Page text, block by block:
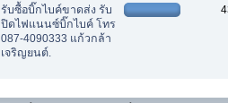
รับซื้อบิ๊กไบค์ขาดส่ง รับ
ปิดไฟแนนซ์บิ๊กไบค์ โทร
087-4090333 แก้วกล้า
เจริญยนต์.